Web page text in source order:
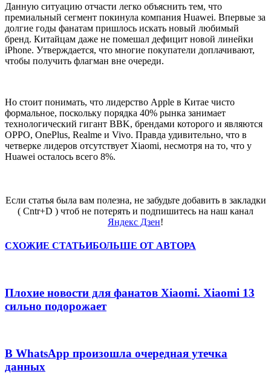
Данную ситуацию отчасти легко объяснить тем, что
премиальный сегмент покинула компания Huawei. Впервые за
долгие годы фанатам пришлось искать новый любимый
бренд. Китайцам даже не помешал дефицит новой линейки
iPhone. Утверждается, что многие покупатели доплачивают,
чтобы получить флагман вне очереди.
Но стоит понимать, что лидерство Apple в Китае чисто
формальное, поскольку порядка 40% рынка занимает
технологический гигант BBK, брендами которого и являются
OPPO, OnePlus, Realme и Vivo. Правда удивительно, что в
четверке лидеров отсутствует Xiaomi, несмотря на то, что у
Huawei осталось всего 8%.
Если статья была вам полезна, не забудьте добавить в закладки
( Cntr+D ) чтоб не потерять и подпишитесь на наш канал
Яндекс Дзен!
СХОЖИЕ СТАТЬИБОЛЬШЕ ОТ АВТОРА
Плохие новости для фанатов Xiaomi. Xiaomi 13
сильно подорожает
В WhatsApp произошла очередная утечка
данных